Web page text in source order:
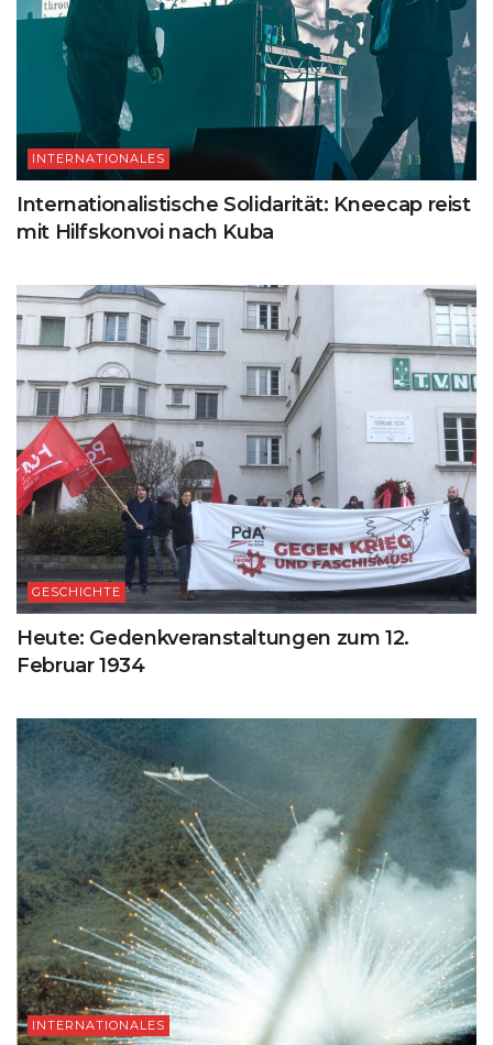
INTERNATIONALES
Internationalistische Solidarität: Kneecap reist
mit Hilfskonvoi nach Kuba
GESCHICHTE
Heute: Gedenkveranstaltungen zum 12.
Februar 1934
INTERNATIONALES